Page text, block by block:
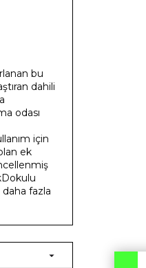
bu
dahili
odası
için
ek
daha fazla